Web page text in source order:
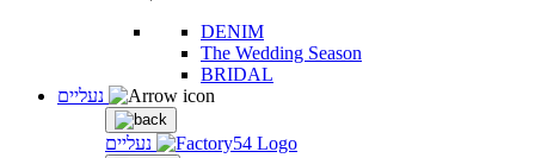
DENIM
The Wedding Season
BRIDAL
נעליים